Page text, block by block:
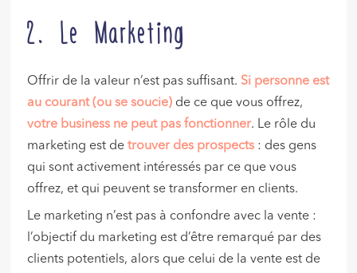
2. Le Marketing
Offrir de la valeur n’est pas suffisant. Si personne est
au courant (ou se soucie) de ce que vous offrez,
votre business ne peut pas fonctionner. Le rôle du
marketing est detrouver des prospects : des gens
qui sont activement intéressés par ce que vous
offrez, et qui peuvent se transformer en clients.
Le marketing n’est pas à confondre avec la vente :
l’objectif du marketing est d’être remarqué par des
clients potentiels, alors que celui de la vente est de